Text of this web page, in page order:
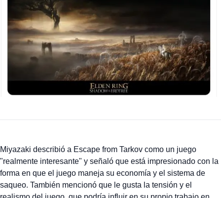
Miyazaki describió a Escape from Tarkov como un juego
"realmente interesante" y señaló que está impresionado con la
forma en que el juego maneja su economía y el sistema de
saqueo. También mencionó que le gusta la tensión y el